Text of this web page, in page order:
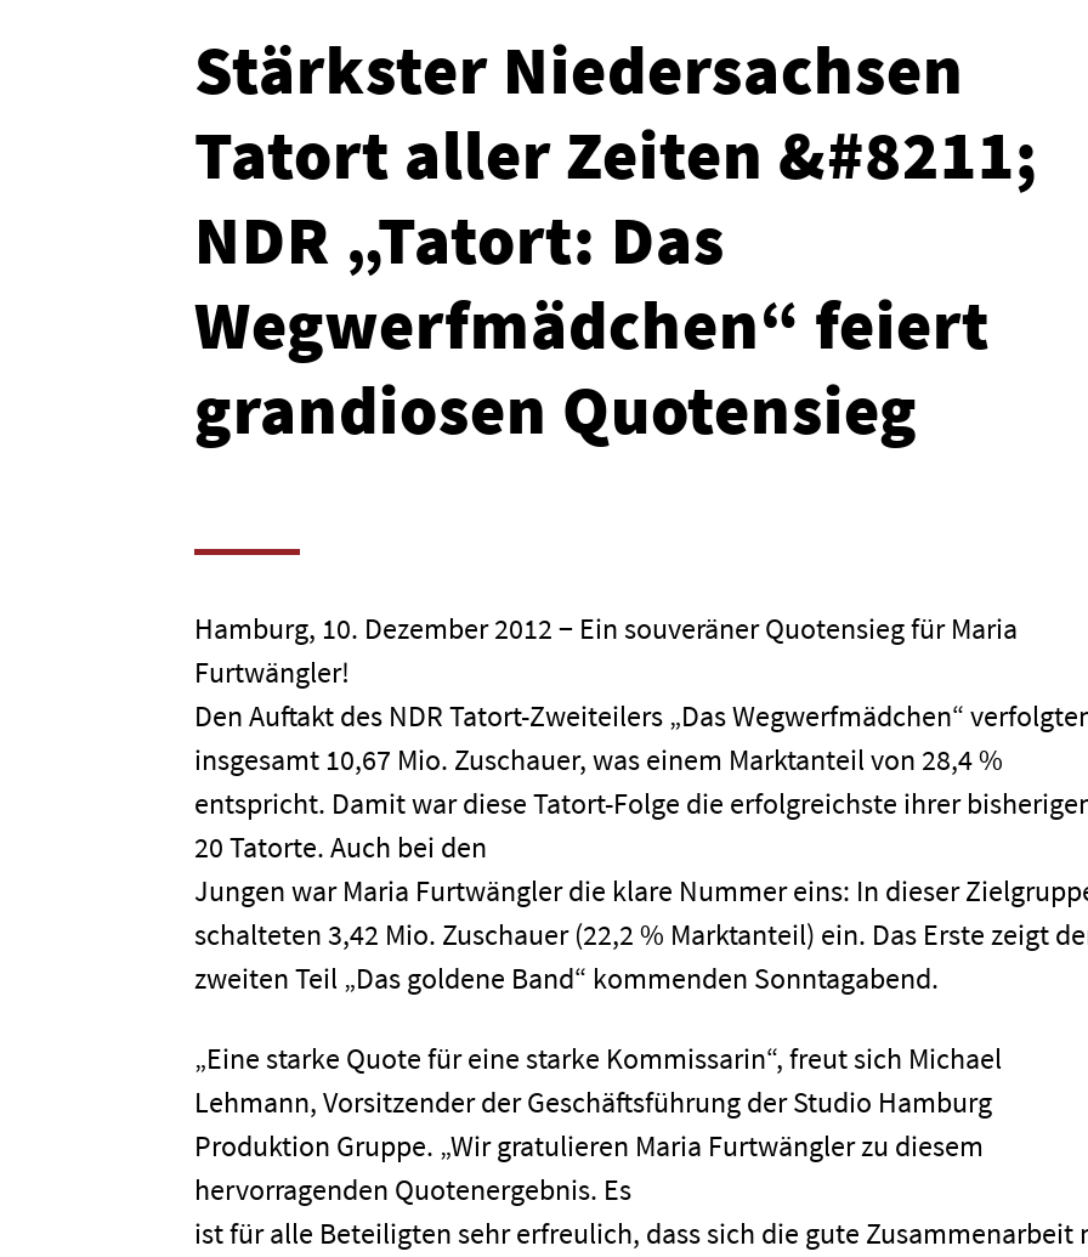
Stärkster Niedersachsen
Tatort aller Zeiten &#8211;
NDR „Tatort: Das
Wegwerfmädchen“ feiert
grandiosen Quotensieg
Hamburg, 10. Dezember 2012 − Ein souveräner Quotensieg für Maria
Furtwängler!
Den Auftakt des NDR Tatort-Zweiteilers „Das Wegwerfmädchen“
insgesamt 10,67 Mio. Zuschauer, was einem Marktanteil von 28,4 %
entspricht. Damit war diese Tatort-Folge die erfolgreichste ihrer
20 Tatorte. Auch bei den
Jungen war Maria Furtwängler die klare Nummer eins: In dieser
schalteten 3,42 Mio. Zuschauer (22,2 % Marktanteil) ein. Das Erste zeigt
zweiten Teil „Das goldene Band“ kommenden Sonntagabend.
„Eine starke Quote für eine starke Kommissarin“, freut sich Michael
Lehmann, Vorsitzender der Geschäftsführung der Studio Hamburg
Produktion Gruppe. „Wir gratulieren Maria Furtwängler zu diesem
hervorragenden Quotenergebnis. Es
ist für alle Beteiligten sehr erfreulich, dass sich die gute Zusammenarbeit